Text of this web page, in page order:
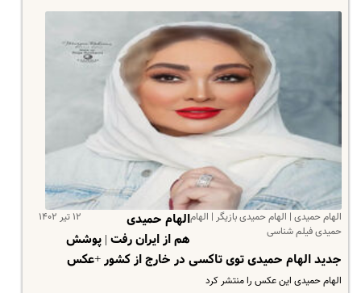
الهام حمیدی | الهام حمیدی بازیگر | الهام
حمیدی فیلم شناسی
۱۲ تیر ۱۴۰۲
الهام حمیدی
هم از ایران رفت | پوشش
جدید الهام حمیدی توی تاکسی در خارج از کشور +عکس
الهام حمیدی این عکس را منتشر کرد